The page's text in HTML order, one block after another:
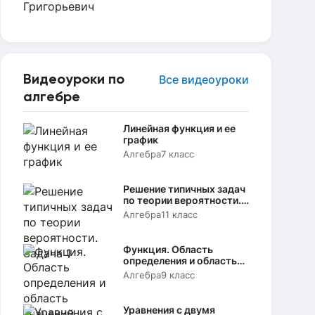
Видеоуроки по
алгебре
Все видеоуроки
Линейная функция и ее
график
Алгебра7 класс
Решение типичных задач
по теории вероятности.
Задача 1
Алгебра11 класс
Функция. Область
определения и область
значений
Алгебра9 класс
Уравнения с двумя